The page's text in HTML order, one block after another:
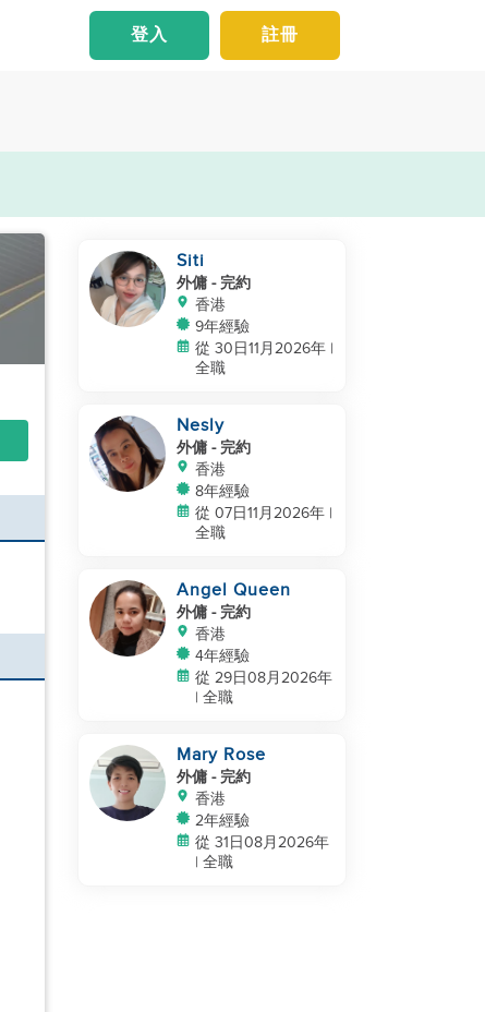
註冊
登入
Siti
外傭- 完約
香港
9年經驗
從 30日11月2026年 |
全職
Nesly
外傭- 完約
香港
8年經驗
從 07日11月2026年 |
全職
Angel Queen
外傭- 完約
香港
4年經驗
從 29日08月2026年
| 全職
Mary Rose
外傭- 完約
香港
2年經驗
從 31日08月2026年
| 全職